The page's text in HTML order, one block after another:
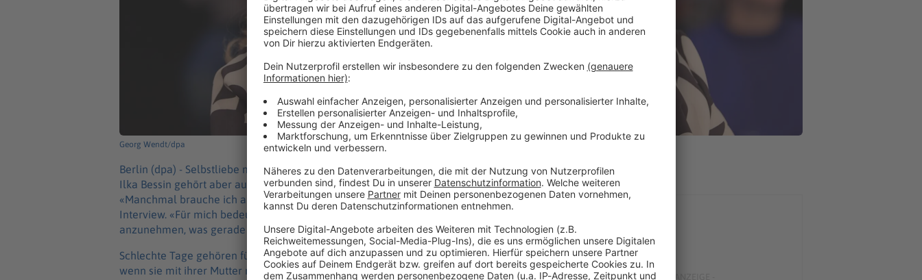
Georg Wendt/dpa
Berlin (dpa) - Selbstliebe mag nach Wellness und positiven Sprüchen klingen. Für Komikerin
Ilka Bessin gehört aber auch dazu, nicht jeden Tag mit sich selbst im Reinen zu sein.
«Manchmal brauche ich auch eine Pause von mir», sagte die 54-Jährige im «Gala»-
Interview. «Für mich bedeutet Selbstliebe nicht, sich ständig großartig zu finden. Sondern
anzunehmen, was gerade ist.»
Schlechte Tage gehören für die Erfinderin der Kunstfigur Cindy aus Marzahn dazu. Auch
wenn sie mit ihrer Mutter nach eigenen Worten zweimal täglich telefoniert, macht sie vieles